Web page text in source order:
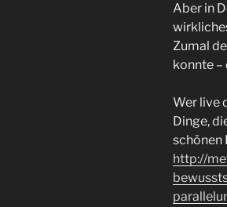
Aber in
Zumal
konnte –
Wer live
Dinge,
schönen
http://